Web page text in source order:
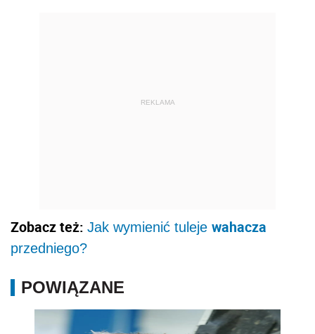
REKLAMA
Zobacz też: Jak wymienić tuleje wahacza
przedniego?
POWIĄZANE